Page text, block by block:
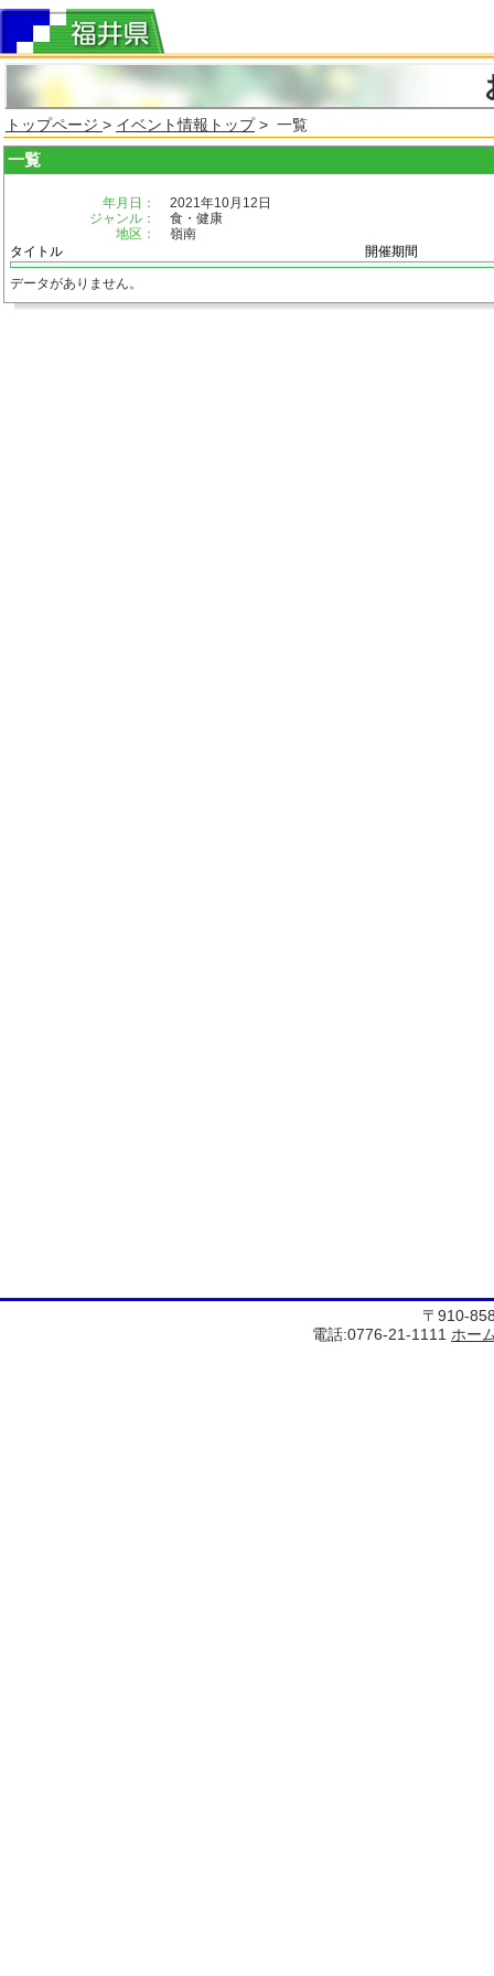
トップページ > イベント情報トップ> 一覧
一覧
年月日：
2021年10月12日
ジャンル：
食・健康
地区：
嶺南
タイトル
開催期間
データがありません。
〒910-
電話:0776-21-1111 ホー